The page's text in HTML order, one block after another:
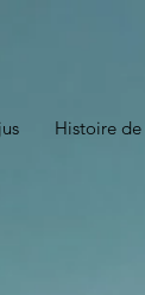
Histoire